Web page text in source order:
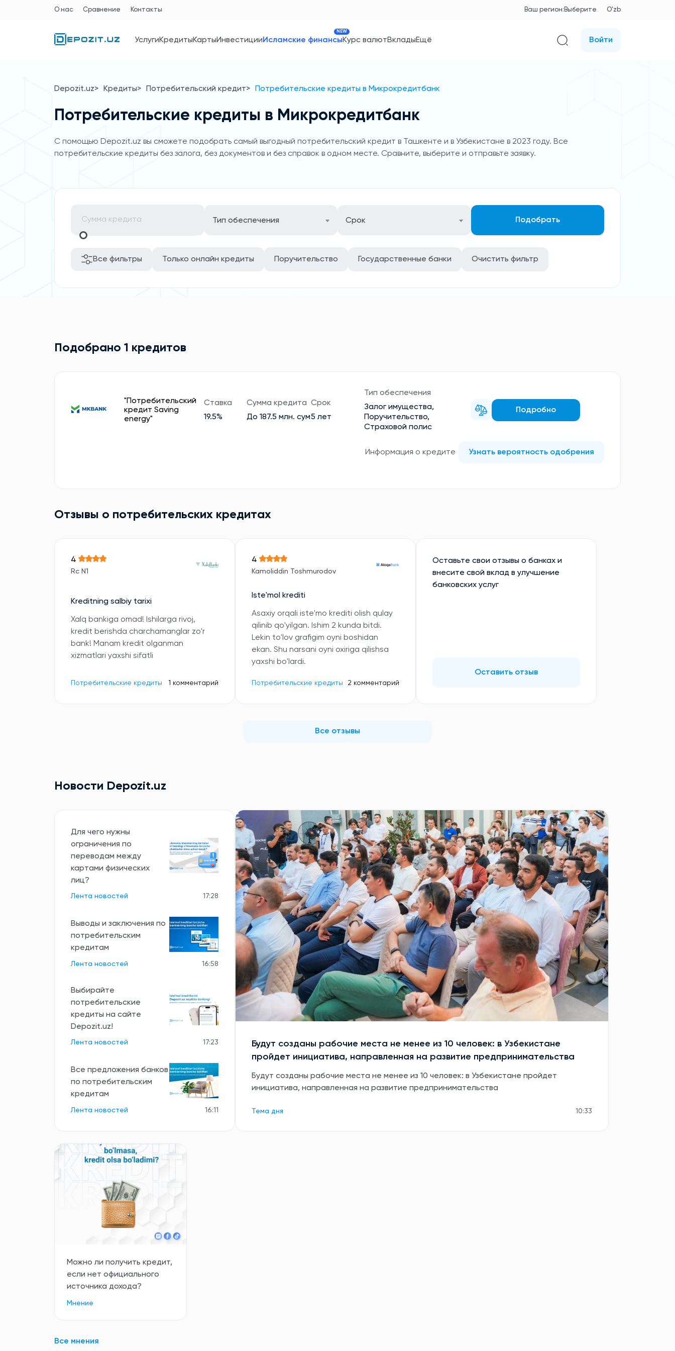
О нас Сравнение Контакты Ваш регион: Выберите O'zb
УслугиКредитыКартыИнвестицииИсламские финансы
NEW
Курс валютВкладыЕщё Войти
Depozit.uz Кредиты Потребительский кредит Потребительские кредиты в Микрокредитбанк
Потребительские кредиты в Микрокредитбанк
C помощью Depozit.uz вы сможете подобрать самый выгодный потребительский кредит в Ташкенте и в Узбекистане в 2023 году. Все
потребительские кредиты без залога, без документов и без справок в одном месте. Сравните, выберите и отправьте заявку.
Тип обеспечения Срок Подобрать
Все фильтры Только онлайн кредиты Поручительство Государственные банки Очистить фильтр
Подобрано 1 кредитов
"Потребительский
кредит Saving
energy"
Ставка
19.5%
Сумма кредита
До 187.5 млн. сум
Срок
5 лет
Тип обеспечения
Залог имущества,
Поручительство,
Страховой полис
Подробно
Информация о кредите Узнать вероятность одобрения
Отзывы о потребительских кредитах
4
Rc N1
Kreditning salbiy tarixi
Xalq bankiga omad! Ishilarga rivoj,
kredit berishda charchamanglar zo'r
bank! Manam kredit olganman
xizmatlari yaxshi sifatli
Потребительские кредиты 1 комментарий
4
Kamoliddin Toshmurodov
Iste'mol krediti
Asaxiy orqali iste'mo krediti olish qulay
qilinib qo'yilgan. Ishim 2 kunda bitdi.
Lekin to'lov grafigim oyni boshidan
ekan. Shu narsani oyni oxiriga qilishsa
yaxshi bo'lardi.
Потребительские кредиты 2 комментарий
Оставьте свои отзывы о банках и
внесите свой вклад в улучшение
банковских услуг
Оставить отзыв
Все отзывы
Новости Depozit.uz
Для чего нужны
ограничения по
переводам между
картами физических
лиц?
Лента новостей 17:28
Выводы и заключения по
потребительским
кредитам
Лента новостей 16:58
Выбирайте
потребительские
кредиты на сайте
Depozit.uz!
Лента новостей 17:23
Все предложения банков
по потребительским
кредитам
Лента новостей 16:11
Все новости
Будут созданы рабочие места не менее из 10 человек: в Узбекистане
пройдет инициатива, направленная на развитие предпринимательства
Будут созданы рабочие места не менее из 10 человек: в Узбекистане пройдет
инициатива, направленная на развитие предпринимательства
Тема дня 10:33
Можно ли получить кредит,
если нет официального
источника дохода?
Мнение
Все мнения